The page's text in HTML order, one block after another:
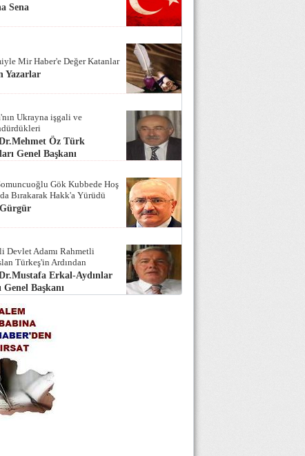
Sena
Mir Haber'e Değer Katanlar
Yazarlar
Ukrayna işgali ve
Öz Türk
Genel Başkanı
Gök Kubbede Hoş
Bırakarak Hakk'a Yürüdü
Devlet Adamı Rahmetli
Türkeş'in Ardından
Erkal-Aydınlar
Genel Başkanı